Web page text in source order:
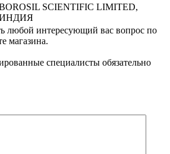
SCIENTIFIC LIMITED,
любой интересующий вас вопрос по
магазина.
специалисты обязательно